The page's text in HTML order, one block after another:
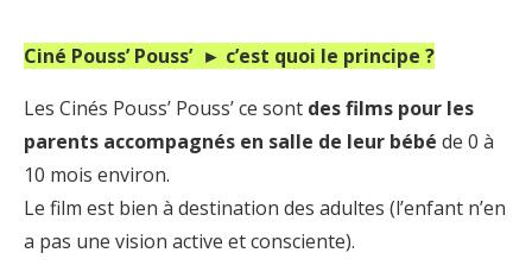
Ciné Pouss’ Pouss’ ► c’est quoi le principe ?
Les Cinés Pouss’ Pouss’ ce sont des films pour les
parents accompagnés en salle de leur bébé de 0 à
10 mois environ.
Le film est bien à destination des adultes (l’enfant n’en
a pas une vision active et consciente).